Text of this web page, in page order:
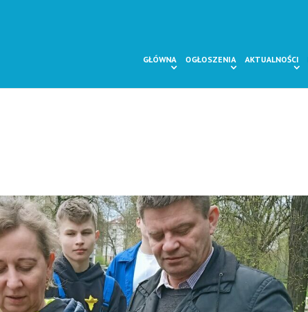
GŁÓWNA OGŁOSZENIA AKTUALNOŚCI